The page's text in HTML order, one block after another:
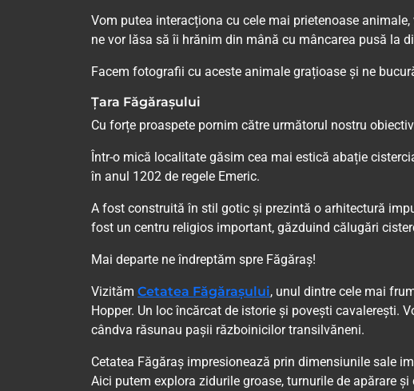
Vom putea interacționa cu cele mai prietenoase
ne vor lăsa să îi hrănim din mână cu mâncarea pusă la
Facem fotografii cu aceste animale grațioase și ne
Țara Făgărașului
Cu forțe proaspete pornim către următorul nostru
Într-o mică localitate găsim cea mai estică abație
în anul 1202 de regele Emeric.
A fost construită în stil gotic și prezintă o arhitectură
fost un centru religios important, găzduind călugări
Mai departe ne îndreptăm spre Făgăraș!
Vizităm Cetatea Făgărașului, unul dintre cele mai
Hopper. Un loc încărcat de istorie și povești cavalerești.
cândva răsunau pașii războinicilor transilvăneni.
Cetatea Făgăraș impresionează prin dimensiunile sale
Aici putem explora zidurile groase, turnurile de apărare